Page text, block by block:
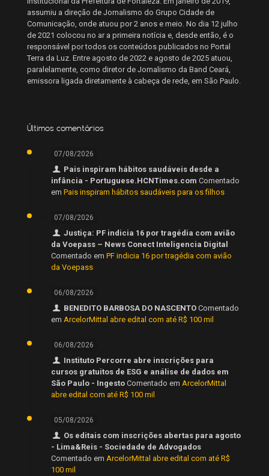
assumiu a direção de Jornalismo do Grupo Cidade de
Comunicação, onde atuou por 2 anos e meio. No dia 12 julho
de 2021 colocou no ar a primeira notícia e, desde então, é o
responsável por todos os conteúdos publicados no Portal
Terra da Luz. Entre agosto de 2022 e agosto de 2025 atuou,
paralelamente, como diretor de Jornalismo da Band Ceará,
emissora ligada diretamente à cabeça de rede, em São Paulo.
Últimos comentários
07/08/2026
Pais inspiram hábitos saudáveis desde a
infância - Portuguese.HCNTimes.com Comentado
em Pais inspiram hábitos saudáveis para os filhos
07/08/2026
Justiça: PF indicia 16 por tragédia com avião
da Voepass – News Conect Inteligencia Digital
Comentado em PF indicia 16 por tragédia com avião
da Voepass
06/08/2026
BENEDITO BARBOSA DO NASCENTO Comentado
em ArcelorMittal abre edital com até R$ 100 mil
06/08/2026
Instituto Percorre abre inscrições para
cursos gratuitos de ESG e análise de dados em
São Paulo - Ingesto Comentado em ArcelorMittal
abre edital com até R$ 100 mil
05/08/2026
Os editais com inscrições abertas para agosto
- Lima&Reis - Sociedade de Advogados
Comentado em ArcelorMittal abre edital com até R$
100 mil